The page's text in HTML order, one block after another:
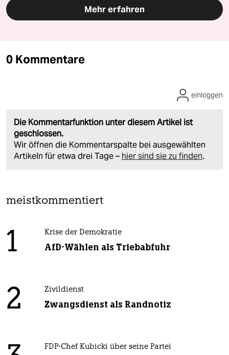
Mehr erfahren
0 Kommentare
Die Kommentarfunktion unter diesem Artikel ist
geschlossen.
Wir öffnen die Kommentarspalte bei ausgewählten
Artikeln für etwa drei Tage – hier sind sie zu finden.
einloggen
meistkommentiert
1 Krise der Demokratie
AfD-Wählen als Triebabfuhr
2 Zivildienst
Zwangsdienst als Randnotiz
FDP-Chef Kubicki über seine Partei